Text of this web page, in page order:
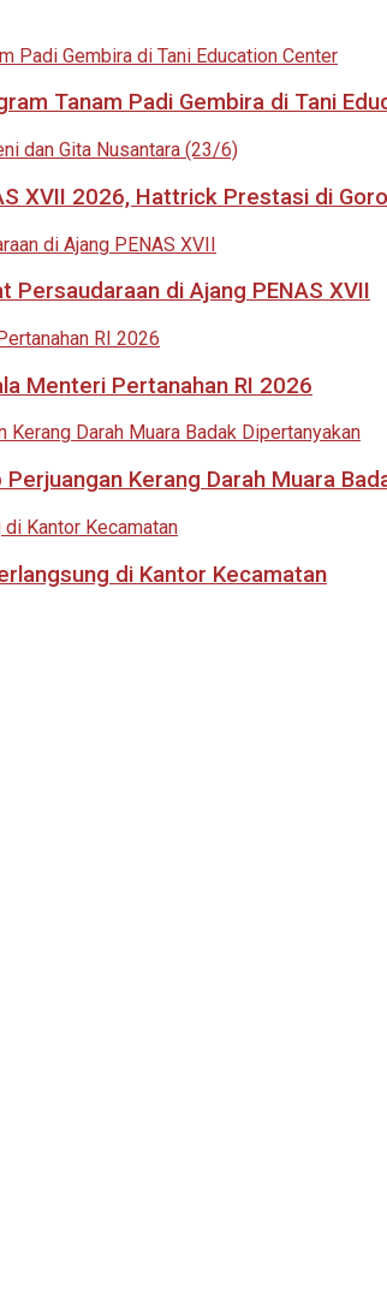
Tanam Padi Gembira di Tani
XVII 2026, Hattrick Prestasi di
Persaudaraan di Ajang PENAS XVII
Menteri Pertanahan RI 2026
Kerang Darah Muara
di Kantor Kecamatan